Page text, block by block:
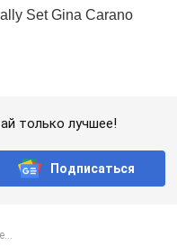
только лучшее!
Подписаться